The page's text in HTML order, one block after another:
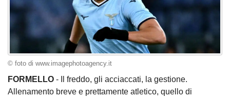
© foto di www.imagephotoagency.it
FORMELLO - Il freddo, gli acciaccati, la gestione.
Allenamento breve e prettamente atletico, quello di